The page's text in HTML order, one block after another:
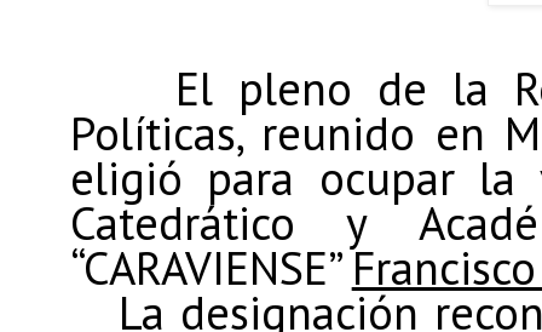
El pleno de la
Políticas, reunido en
eligió para ocupar
Catedrático y
“CARAVIENSE”
La designación